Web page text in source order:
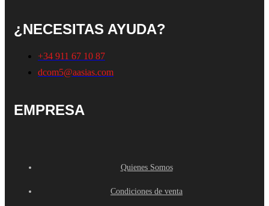
¿NECESITAS AYUDA?
+34 911 67 10 87
dcom5@aasias.com
EMPRESA
Quienes Somos
Condiciones de venta